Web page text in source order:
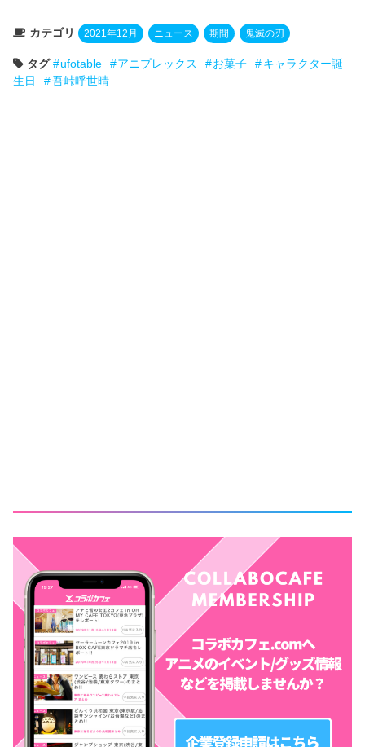
カテゴリ 2021年12月 ニュース 期間 鬼滅の刃
タグ ufotable アニプレックス お菓子
キャラクター誕
生日
吾峠呼世晴